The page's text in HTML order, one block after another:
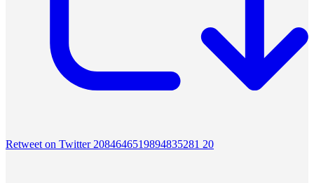
Retweet on Twitter 2084646519894835281 20